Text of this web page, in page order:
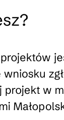
w